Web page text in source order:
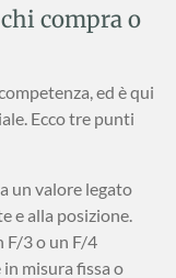
compra o
ed è qui
Ecco tre punti
un valore legato
e alla posizione.
F/3 o un F/4
misura fissa o